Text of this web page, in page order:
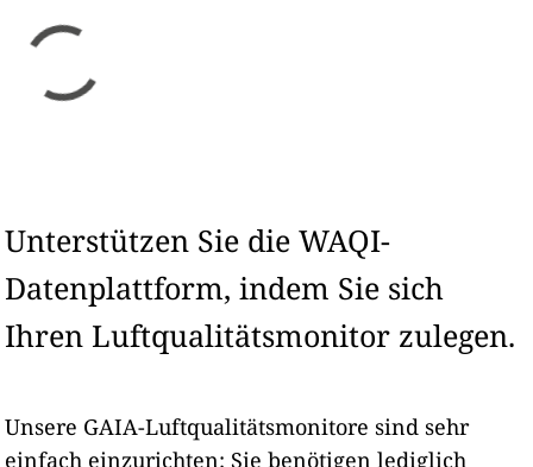
Unterstützen Sie die WAQI-
Datenplattform, indem Sie sich
Ihren Luftqualitätsmonitor zulegen.
Unsere GAIA-Luftqualitätsmonitore sind sehr
einfach einzurichten: Sie benötigen lediglich